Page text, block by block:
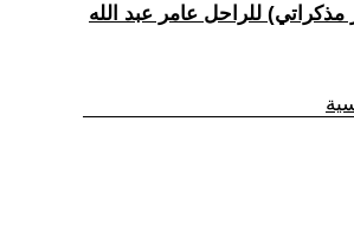
مذكراتي) للراحل عامر عبد الله